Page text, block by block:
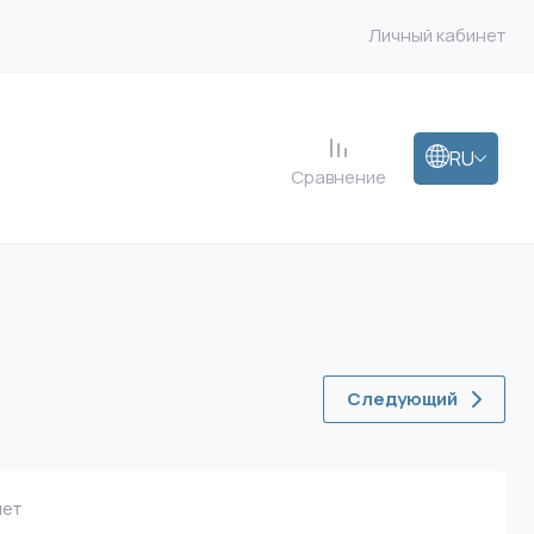
Личный кабинет
Сравнение
RU
Следующий